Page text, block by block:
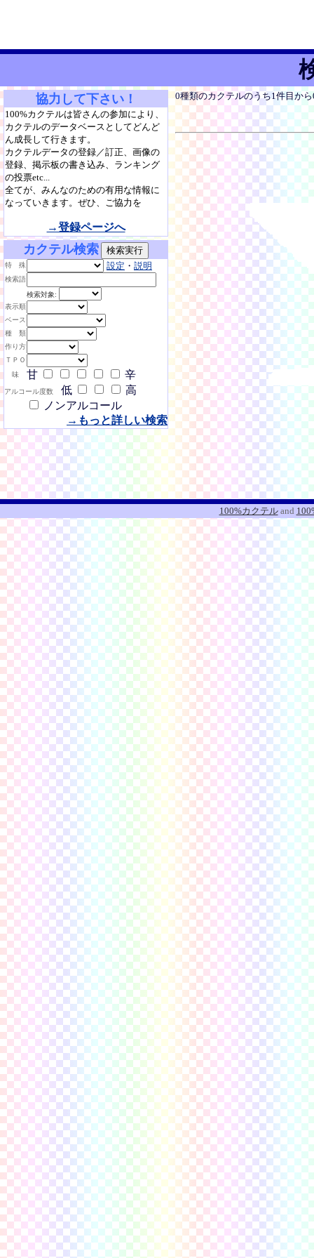
協力して下さい！
100%カクテルは皆さんの参加により、
カクテルのデータベースとしてどんど
ん成長して行きます。
カクテルデータの登録／訂正、画像の
登録、掲示板の書き込み、ランキング
の投票etc...
全てが、みんなのための有用な情報に
なっていきます。ぜひ、ご協力を
→登録ページへ
カクテル検索
特 殊 設定 ・ 説明
検索語
検索対象:
表示順
ベース
種 類
作り方
ＴＰＯ
味
甘 辛
アルコール度数 低
高
ノンアルコール
→もっと詳しい検索
0種類のカクテルのうち1件目か
100%カクテルand